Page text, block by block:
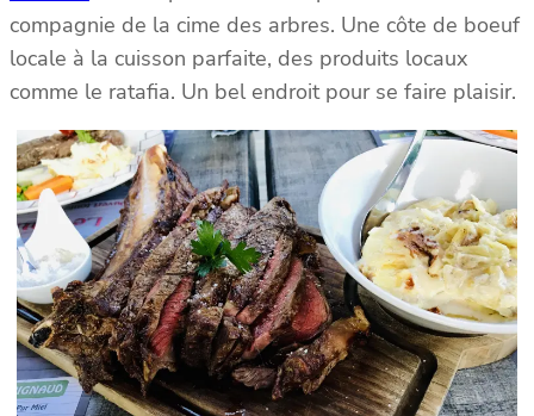
compagnie de la cime des arbres. Une côte de boeuf
locale à la cuisson parfaite, des produits locaux
comme le ratafia. Un bel endroit pour se faire plaisir.